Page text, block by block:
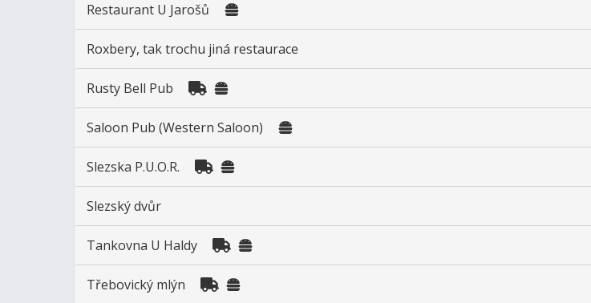
Restaurant U Jarošů
Roxbery, tak trochu jiná restaurace
Rusty Bell Pub
Saloon Pub (Western Saloon)
Slezska P.U.O.R.
Slezský dvůr
Tankovna U Haldy
Třebovický mlýn